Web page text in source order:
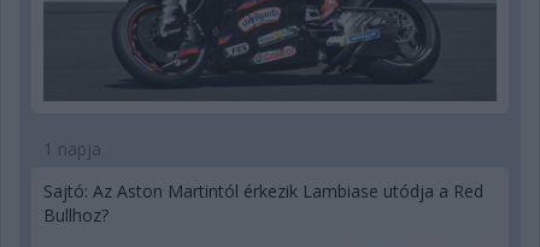
1 napja
Sajtó: Az Aston Martintól érkezik Lambiase utódja a Red
Bullhoz?